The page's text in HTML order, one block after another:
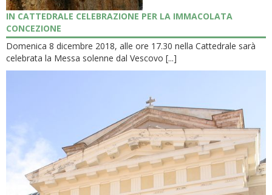
IN CATTEDRALE CELEBRAZIONE PER LA IMMACOLATA
CONCEZIONE
Domenica 8 dicembre 2018, alle ore 17.30 nella Cattedrale sarà
celebrata la Messa solenne dal Vescovo [...]